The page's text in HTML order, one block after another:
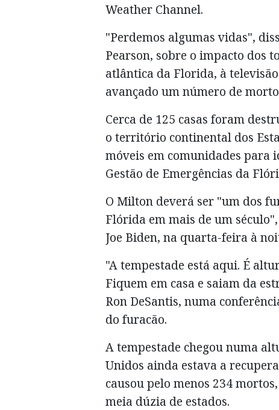
Weather Channel.
"Perdemos algumas vidas",
Pearson, sobre o impacto dos
atlântica da Florida, à
avançado um número de
Cerca de 125 casas foram
o território continental dos
móveis em comunidades para
Gestão de Emergências da
O Milton deverá ser "um dos
Flórida em mais de um
Joe Biden, na quarta-feira à
"A tempestade está aqui. É
Fiquem em casa e saiam da
Ron DeSantis, numa
do furacão.
A tempestade chegou numa
Unidos ainda estava a
causou pelo menos 234
meia dúzia de estados.